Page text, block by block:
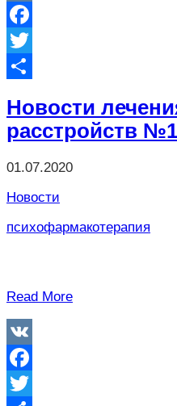
VK
Facebook
Twitter
Новости
расстройств
01.07.2020
Новости
психофармакотерапия
Read More
VK
Facebook